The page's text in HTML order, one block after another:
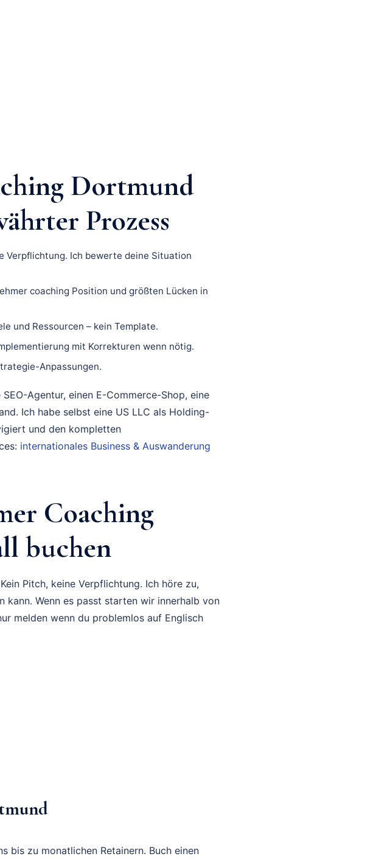
Dortmund
Prozess
Verpflichtung. Ich bewerte deine Situation
coaching Position und größten Lücken in
und Ressourcen – kein Template.
mit Korrekturen wenn nötig.
Anpassungen.
Agentur, einen E-Commerce-Shop, eine
Ich habe selbst eine US LLC als Holding-
und den kompletten
internationales Business & Auswanderung
Coaching
buchen
Pitch, keine Verpflichtung. Ich höre zu,
Wenn es passt starten wir innerhalb von
melden wenn du problemlos auf Englisch
bis zu monatlichen Retainern. Buch einen